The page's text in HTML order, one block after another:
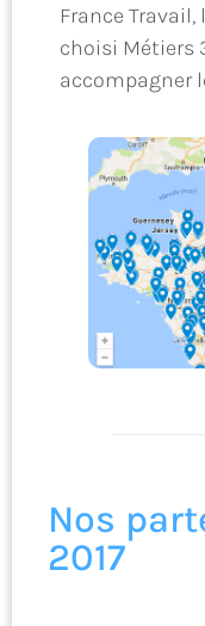
France
choisi Métiers
accompagner
Nos
2017